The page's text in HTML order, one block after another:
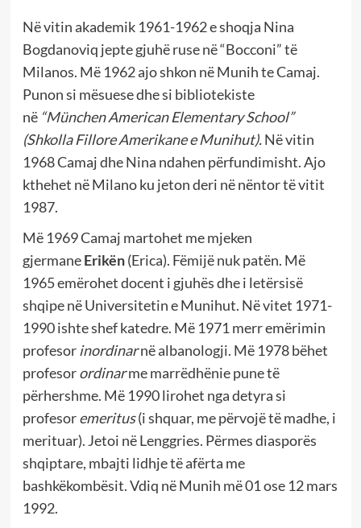
Në vitin akademik 1961-1962 e shoqja Nina
Bogdanoviq jepte gjuhë ruse në “Bocconi” të
Milanos. Më 1962 ajo shkon në Munih te Camaj.
Punon si mësuese dhe si bibliotekiste
në “München American Elementary School”
(Shkolla Fillore Amerikane e Munihut).Në vitin
1968 Camaj dhe Nina ndahen përfundimisht. Ajo
kthehet në Milano ku jeton deri në nëntor të vitit
1987.
Më 1969 Camaj martohet me mjeken
gjermaneErikën(Erica). Fëmijë nuk patën. Më
1965 emërohet docent i gjuhës dhe i letërsisë
shqipe në Universitetin e Munihut. Në vitet 1971-
1990 ishte shef katedre. Më 1971 merr emërimin
profesorinordinarnë albanologji. Më 1978 bëhet
profesorordinarme marrëdhënie pune të
përhershme. Më 1990 lirohet nga detyra si
profesoremeritus(i shquar, me përvojë të madhe, i
merituar). Jetoi në Lenggries. Përmes diasporës
shqiptare, mbajti lidhje të afërta me
bashkëkombësit. Vdiq në Munih më 01 ose 12 mars
1992.